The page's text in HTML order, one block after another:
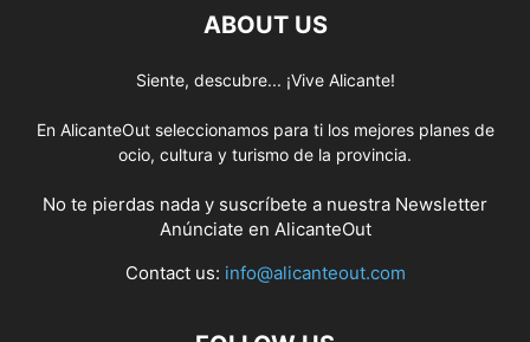
ABOUT US
Siente, descubre... ¡Vive Alicante!
En AlicanteOut seleccionamos para ti los mejores planes de
ocio, cultura y turismo de la provincia.
No te pierdas nada y suscríbete a nuestra Newsletter
Anúnciate en AlicanteOut
Contact us: info@alicanteout.com